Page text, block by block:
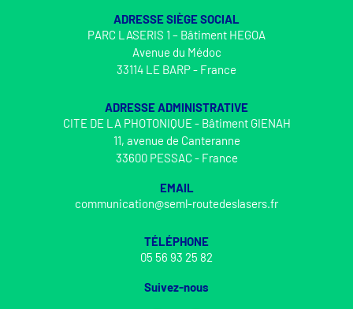
ADRESSE SIÈGE SOCIAL
PARC LASERIS 1 – Bâtiment HEGOA
Avenue du Médoc
33114 LE BARP - France
ADRESSE ADMINISTRATIVE
CITE DE LA PHOTONIQUE - Bâtiment GIENAH
11, avenue de Canteranne
33600 PESSAC - France
EMAIL
communication@seml-routedeslasers.fr
TÉLÉPHONE
05 56 93 25 82
Suivez-nous